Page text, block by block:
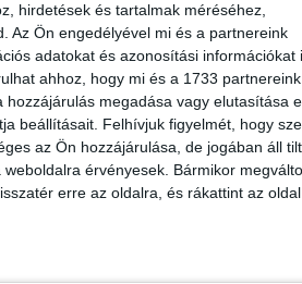
hirdetések és tartalmak méréséhez,
Az Ön engedélyével mi és a partnereink
adatokat és azonosítási információkat
ahhoz, hogy mi és a 1733
megadása vagy elutasítása
beállításait. Felhívjuk figyelmét, hogy
az Ön hozzájárulása, de jogában áll
érvényesek. Bármikor
erre az oldalra, és rákattint az
A
–